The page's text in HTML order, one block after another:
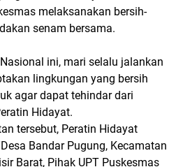
melaksanakan bersih-
senam bersama.
ini, mari selalu jalankan
lingkungan yang bersih
agar dapat tehindar dari
Hidayat.
tersebut, Peratin Hidayat
Bandar Pugung, Kecamatan
Barat, Pihak UPT Puskesmas